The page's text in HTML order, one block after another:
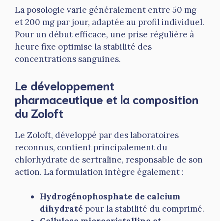
La posologie varie généralement entre 50 mg
et 200 mg par jour, adaptée au profil individuel.
Pour un début efficace, une prise régulière à
heure fixe optimise la stabilité des
concentrations sanguines.
Le développement
pharmaceutique et la composition
du Zoloft
Le Zoloft, développé par des laboratoires
reconnus, contient principalement du
chlorhydrate de sertraline, responsable de son
action. La formulation intègre également :
Hydrogénophosphate de calcium
dihydraté pour la stabilité du comprimé.